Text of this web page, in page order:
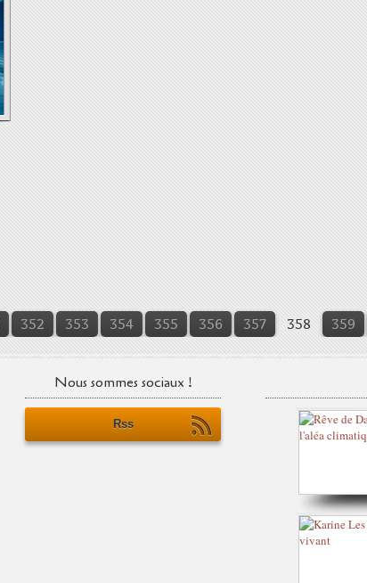
352 353 354 355 356 357 358 359
Nous sommes sociaux !
Rss